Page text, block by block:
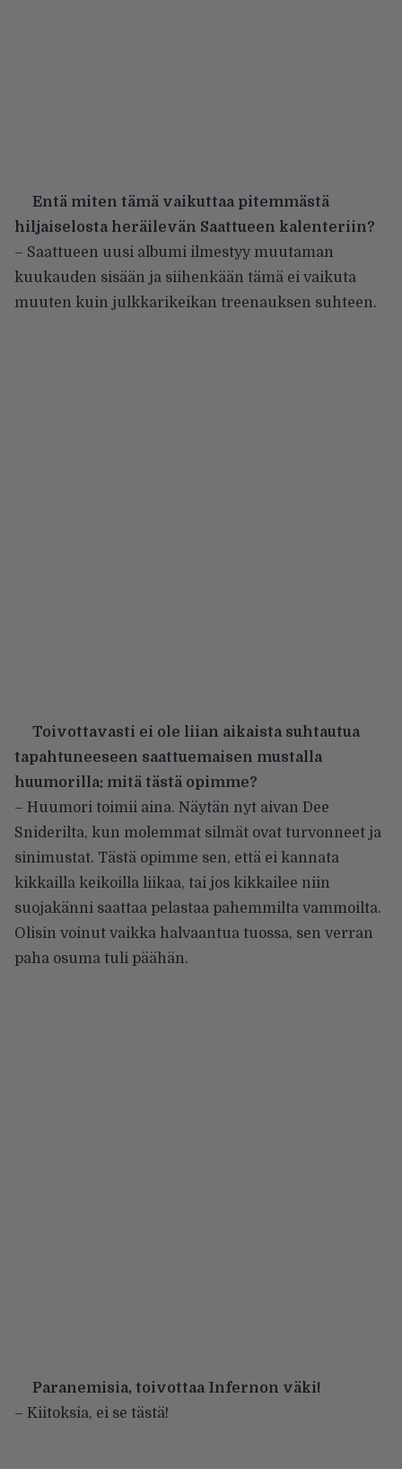
Entä miten tämä vaikuttaa pitemmästä
hiljaiselosta heräilevän Saattueen kalenteriin?
– Saattueen uusi albumi ilmestyy muutaman
kuukauden sisään ja siihenkään tämä ei vaikuta
muuten kuin julkkarikeikan treenauksen suhteen.
Toivottavasti ei ole liian aikaista suhtautua
tapahtuneeseen saattuemaisen mustalla
huumorilla: mitä tästä opimme?
– Huumori toimii aina. Näytän nyt aivan Dee
Sniderilta, kun molemmat silmät ovat turvonneet ja
sinimustat. Tästä opimme sen, että ei kannata
kikkailla keikoilla liikaa, tai jos kikkailee niin
suojakänni saattaa pelastaa pahemmilta vammoilta.
Olisin voinut vaikka halvaantua tuossa, sen verran
paha osuma tuli päähän.
Paranemisia, toivottaa Infernon väki!
– Kiitoksia, ei se tästä!